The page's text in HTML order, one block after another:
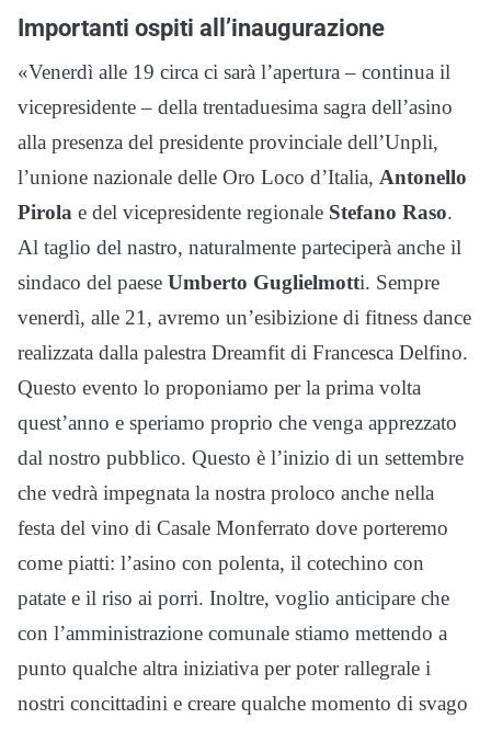
Importanti ospiti all’inaugurazione
«Venerdì alle 19 circa ci sarà l’apertura – continua il
vicepresidente – della trentaduesima sagra dell’asino
alla presenza del presidente provinciale dell’Unpli,
l’unione nazionale delle Oro Loco d’Italia, Antonello
Pirola e del vicepresidente regionale Stefano Raso.
Al taglio del nastro, naturalmente parteciperà anche il
sindaco del paese Umberto Guglielmotti. Sempre
venerdì, alle 21, avremo un’esibizione di fitness dance
realizzata dalla palestra Dreamfit di Francesca Delfino.
Questo evento lo proponiamo per la prima volta
quest’anno e speriamo proprio che venga apprezzato
dal nostro pubblico. Questo è l’inizio di un settembre
che vedrà impegnata la nostra proloco anche nella
festa del vino di Casale Monferrato dove porteremo
come piatti: l’asino con polenta, il cotechino con
patate e il riso ai porri. Inoltre, voglio anticipare che
con l’amministrazione comunale stiamo mettendo a
punto qualche altra iniziativa per poter rallegrale i
nostri concittadini e creare qualche momento di svago